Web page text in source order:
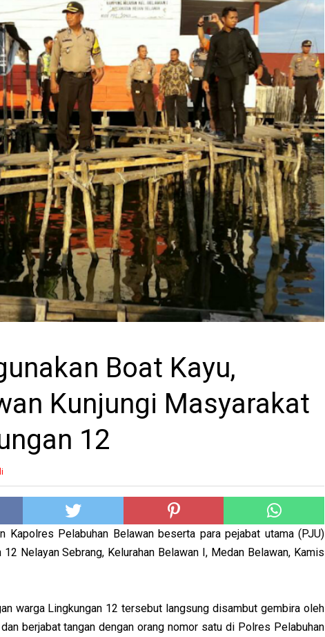
Boat Kayu,
Kunjungi Masyarakat
12
Kapolres Pelabuhan Belawan beserta para pejabat utama (PJU)
Nelayan Sebrang, Kelurahan Belawan I, Medan Belawan, Kamis
warga Lingkungan 12 tersebut langsung disambut gembira oleh
berjabat tangan dengan orang nomor satu di Polres Pelabuhan